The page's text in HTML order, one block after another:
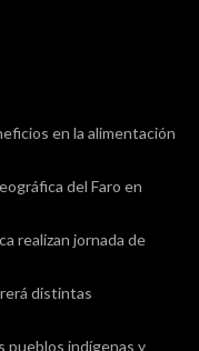
en la alimentación
del Faro en
realizan jornada de
distintas
pueblos indígenas y